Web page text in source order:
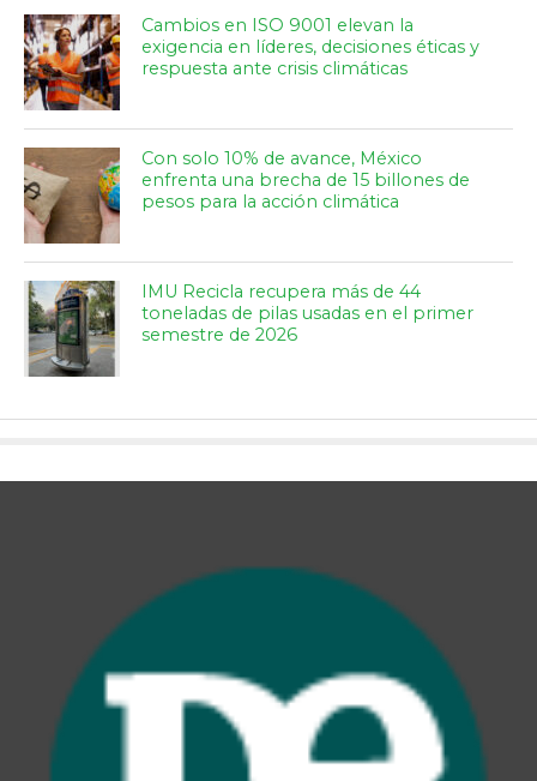
Cambios en ISO 9001 elevan la
exigencia en líderes, decisiones éticas y
respuesta ante crisis climáticas
Con solo 10% de avance, México
enfrenta una brecha de 15 billones de
pesos para la acción climática
IMU Recicla recupera más de 44
toneladas de pilas usadas en el primer
semestre de 2026